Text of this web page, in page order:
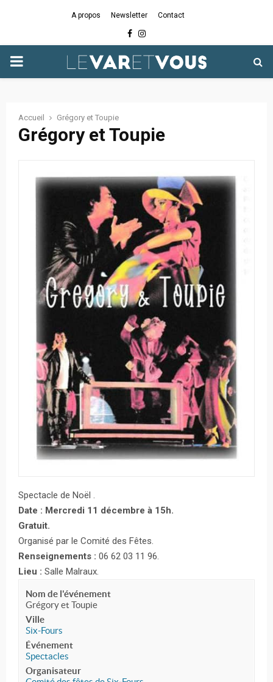
A propos Newsletter Contact
Facebook
Instagram
PRIMARY
Accueil Grégory et Toupie
Grégory et Toupie
Spectacle de Noël .
Date : Mercredi 11 décembre à 15h.
Gratuit.
Organisé par le Comité des Fêtes.
Renseignements : 06 62 03 11 96.
Lieu : Salle Malraux.
Nom de l'événement
Grégory et Toupie
Ville
Six-Fours
Événement
Spectacles
Organisateur